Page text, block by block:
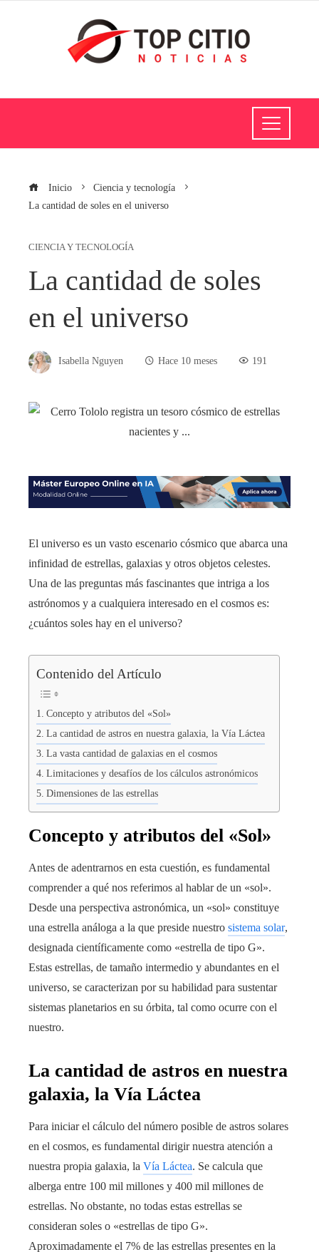
Inicio
Ciencia y tecnología
La cantidad de soles en el universo
CIENCIA Y TECNOLOGÍA
La cantidad de soles
en el universo
Isabella Nguyen Hace 10 meses 191
El universo es un vasto escenario cósmico que abarca una
infinidad de estrellas, galaxias y otros objetos celestes.
Una de las preguntas más fascinantes que intriga a los
astrónomos y a cualquiera interesado en el cosmos es:
¿cuántos soles hay en el universo?
Contenido del Artículo
Concepto y atributos del «Sol»
La cantidad de astros en nuestra galaxia, la Vía Láctea
La vasta cantidad de galaxias en el cosmos
Limitaciones y desafíos de los cálculos astronómicos
Dimensiones de las estrellas
Concepto y atributos del «Sol»
Antes de adentrarnos en esta cuestión, es fundamental
comprender a qué nos referimos al hablar de un «sol».
Desde una perspectiva astronómica, un «sol» constituye
una estrella análoga a la que preside nuestro sistema solar,
designada científicamente como «estrella de tipo G».
Estas estrellas, de tamaño intermedio y abundantes en el
universo, se caracterizan por su habilidad para sustentar
sistemas planetarios en su órbita, tal como ocurre con el
nuestro.
La cantidad de astros en nuestra
galaxia, la Vía Láctea
Para iniciar el cálculo del número posible de astros solares
en el cosmos, es fundamental dirigir nuestra atención a
nuestra propia galaxia, la Vía Láctea. Se calcula que
alberga entre 100 mil millones y 400 mil millones de
estrellas. No obstante, no todas estas estrellas se
consideran soles o «estrellas de tipo G».
Aproximadamente el 7% de las estrellas presentes en la